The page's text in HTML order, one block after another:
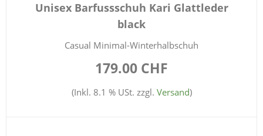
Unisex Barfussschuh Kari Glattleder
black
Casual Minimal-Winterhalbschuh
179.00 CHF
(Inkl. 8.1 % USt. zzgl. Versand)